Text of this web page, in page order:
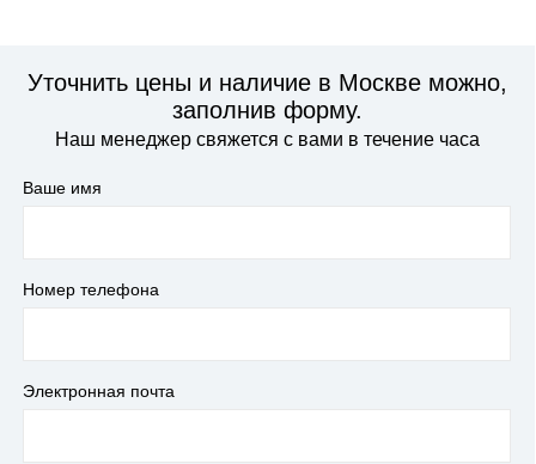
Уточнить цены и наличие в Москве можно,
заполнив форму.
Наш менеджер свяжется с вами в течение часа
Ваше имя
Номер телефона
Электронная почта